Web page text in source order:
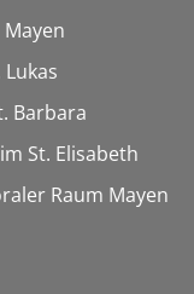
Barbara
St. Elisabeth
Raum Mayen